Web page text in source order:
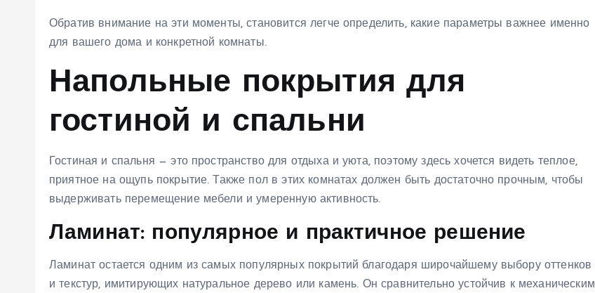
Обратив внимание на эти моменты, становится легче определить, какие параметры важнее именно
для вашего дома и конкретной комнаты.
Напольные покрытия для
гостиной и спальни
Гостиная и спальня — это пространство для отдыха и уюта, поэтому здесь хочется видеть теплое,
приятное на ощупь покрытие. Также пол в этих комнатах должен быть достаточно прочным, чтобы
выдерживать перемещение мебели и умеренную активность.
Ламинат: популярное и практичное решение
Ламинат остается одним из самых популярных покрытий благодаря широчайшему выбору оттенков
и текстур, имитирующих натуральное дерево или камень. Он сравнительно устойчив к механическим